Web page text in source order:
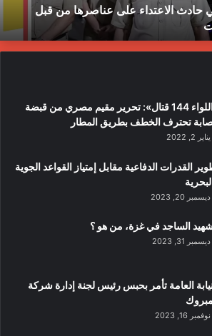
في حادث الاعتداء على عناصرها من قبل
«اللواء 144 قتال»: تحرير مقيم مصري من قبضة
تحترف الخطف بطريق المطار
يناير 2, 2022
القدرات الدفاعية مقابل إمتياز القواعد الجوية
ديسمبر 20, 2023
الساجد في غزة، من هو ؟
ديسمبر 31, 2023
العامة تأمر بحبس رئيس لجنة إدارة شركة
نوفمبر 16, 2023